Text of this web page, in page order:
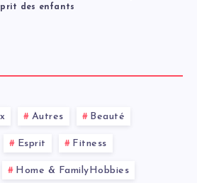
des enfants
Autres Beauté
Esprit Fitness
Home & FamilyHobbies